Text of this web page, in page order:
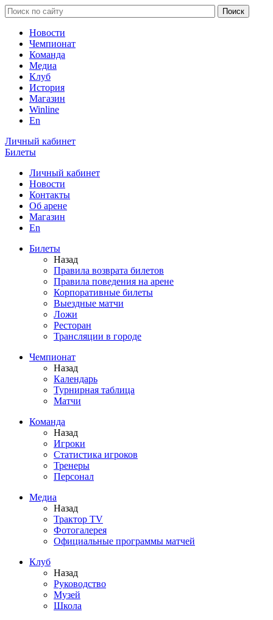
Новости
Чемпионат
Команда
Медиа
Клуб
История
Магазин
Winline
En
Личный кабинет
Билеты
Личный кабинет
Новости
Контакты
Об арене
Магазин
En
Билеты
Назад
Правила возврата билетов
Правила поведения на арене
Корпоративные билеты
Выездные матчи
Ложи
Ресторан
Трансляции в городе
Чемпионат
Назад
Календарь
Турнирная таблица
Матчи
Команда
Назад
Игроки
Статистика игроков
Тренеры
Персонал
Медиа
Назад
Трактор TV
Фотогалерея
Официальные программы матчей
Клуб
Назад
Руководство
Музей
Школа